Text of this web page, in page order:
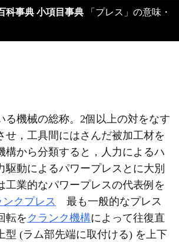
科事典 小項目事典 「プレス」の意味・
る機械の総称。2個以上の対をなす
せ，工具間にはさんだ被加工材を
構から分類すると，人力によるハ
駆動によるパワープレスとに大別
工業的なパワープレスの代表例を
ンクプレス
最も一般的なプレス
転を クランク機構によって往復直
型 (ラム部先端に取付ける) を上下